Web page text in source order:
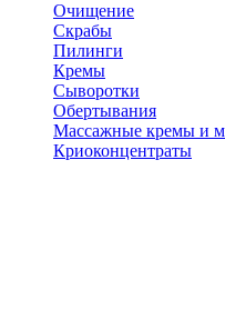
Очищение
Скрабы
Пилинги
Кремы
Сыворотки
Обертывания
Массажные кремы и
Криоконцентраты